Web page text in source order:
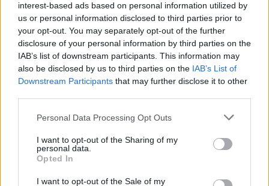
interest-based ads based on personal information utilized by
us or personal information disclosed to third parties prior to
your opt-out. You may separately opt-out of the further
disclosure of your personal information by third parties on the
IAB’s list of downstream participants. This information may
also be disclosed by us to third parties on the IAB’s List of
Downstream Participants that may further disclose it to other
Please note that this website/app uses one or more Google
not limited to your visit or usage behaviour. You may click to
grant or deny consent to Google and its third-party tags to
use your data for below specified purposes in below Google
consent section.
Personal Data Processing Opt Outs
I want to opt-out of the Sharing of my
personal data.
Opted In
I want to opt-out of the Sale of my
Το τέλος στελεχών του ΣΚΑΪ: Το χρονικό ενός
προαναγγελθέντος «θανάτου» με σφραγίδα Γιάννη
Αλαφούζου
07.08.2026 ΧΡΊΣΛΑ ΓΕΩΡΓΑΚΟΠΟΎΛΟΥ